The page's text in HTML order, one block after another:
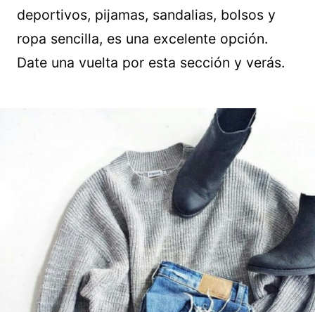
deportivos, pijamas, sandalias, bolsos y
ropa sencilla, es una excelente opción.
Date una vuelta por esta sección y verás.